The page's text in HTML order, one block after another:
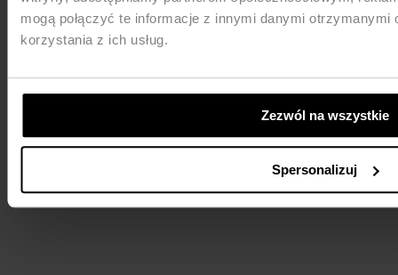
mogą połączyć te informacje z innymi danymi
korzystania z ich usług.
Zezwól na wszystkie
Spersonalizuj
PŁATNOŚCI